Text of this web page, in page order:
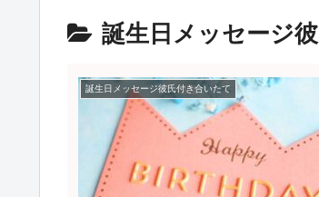
誕生日メッセージ
誕生日メッセージ彼氏付き合いたて